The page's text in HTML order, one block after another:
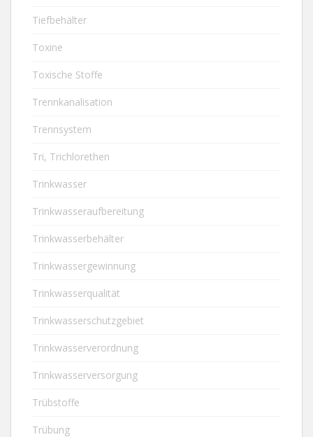
Tiefbehälter
Toxine
Toxische Stoffe
Trennkanalisation
Trennsystem
Tri, Trichlorethen
Trinkwasser
Trinkwasseraufbereitung
Trinkwasserbehälter
Trinkwassergewinnung
Trinkwasserqualität
Trinkwasserschutzgebiet
Trinkwasserverordnung
Trinkwasserversorgung
Trübstoffe
Trübung